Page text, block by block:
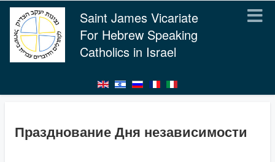
Saint James Vicariate
For Hebrew Speaking
Catholics in Israel
Празднование Дня независимости